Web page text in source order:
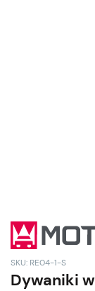
SKU: RE04-1-S
Dywaniki